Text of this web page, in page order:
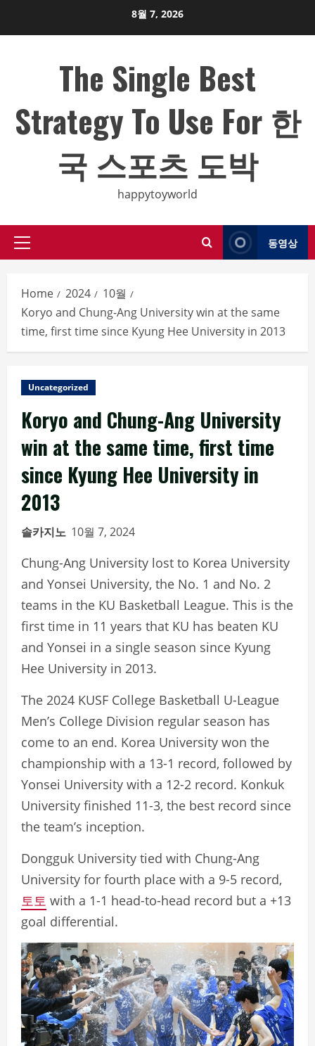
8월 7, 2026
The Single Best
Strategy To Use For 한
국 스포츠 도박
happytoyworld
Primary
동영상
Home 2024
10월
Koryo and Chung-Ang University win at the same
time, first time since Kyung Hee University in 2013
Uncategorized
Koryo and Chung-Ang University
win at the same time, first time
since Kyung Hee University in
2013
솔카지노 10월 7, 2024
Chung-Ang University lost to Korea University
and Yonsei University, the No. 1 and No. 2
teams in the KU Basketball League. This is the
first time in 11 years that KU has beaten KU
and Yonsei in a single season since Kyung
Hee University in 2013.
The 2024 KUSF College Basketball U-League
Men’s College Division regular season has
come to an end. Korea University won the
championship with a 13-1 record, followed by
Yonsei University with a 12-2 record. Konkuk
University finished 11-3, the best record since
the team’s inception.
Dongguk University tied with Chung-Ang
University for fourth place with a 9-5 record,
토토 with a 1-1 head-to-head record but a +13
goal differential.